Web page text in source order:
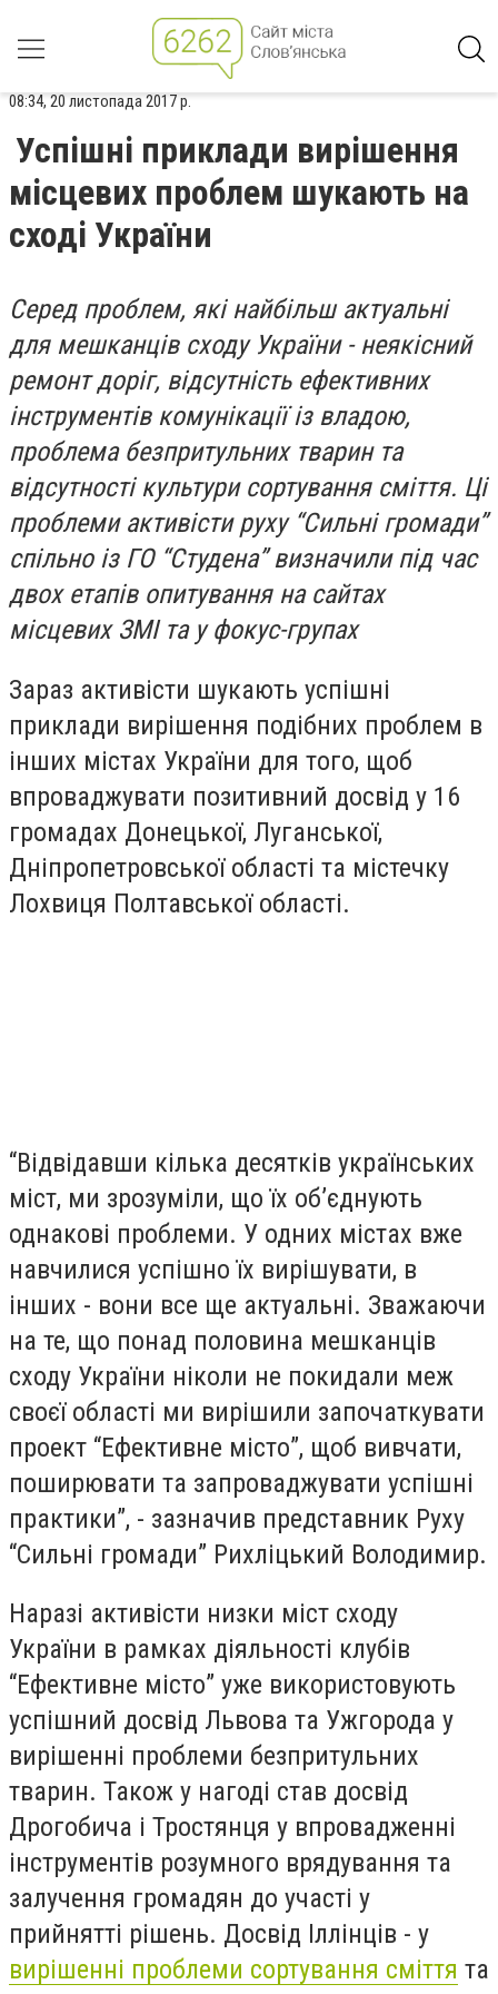
08:34, 20 листопада 2017 р.
Успішні приклади вирішення
місцевих проблем шукають на
сході України
Серед проблем, які найбільш актуальні
для мешканців сходу України - неякісний
ремонт доріг, відсутність ефективних
інструментів комунікації із владою,
проблема безпритульних тварин та
відсутності культури сортування сміття. Ці
проблеми активісти руху “Сильні громади”
спільно із ГО “Студена” визначили під час
двох етапів опитування на сайтах
місцевих ЗМІ та у фокус-групах
Зараз активісти шукають успішні
приклади вирішення подібних проблем в
інших містах України для того, щоб
впроваджувати позитивний досвід у 16
громадах Донецької, Луганської,
Дніпропетровської області та містечку
Лохвиця Полтавської області.
“Відвідавши кілька десятків українських
міст, ми зрозуміли, що їх об’єднують
однакові проблеми. У одних містах вже
навчилися успішно їх вирішувати, в
інших - вони все ще актуальні. Зважаючи
на те, що понад половина мешканців
сходу України ніколи не покидали меж
своєї області ми вирішили започаткувати
проект “Ефективне місто”, щоб вивчати,
поширювати та запроваджувати успішні
практики”, - зазначив представник Руху
“Сильні громади” Рихліцький Володимир.
Наразі активісти низки міст сходу
України в рамках діяльності клубів
“Ефективне місто” уже використовують
успішний досвід Львова та Ужгорода у
вирішенні проблеми безпритульних
тварин. Також у нагоді став досвід
Дрогобича і Тростянця у впровадженні
інструментів розумного врядування та
залучення громадян до участі у
прийнятті рішень. Досвід Іллінців - у
вирішенні проблеми сортування сміття та